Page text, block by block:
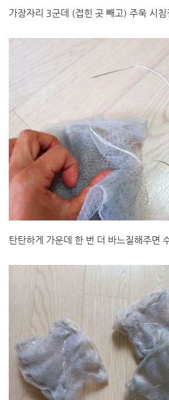
가장자리 3군데 (접힌 곳 빼고) 주욱 시침
탄탄하게 가운데 한 번 더 바느질해주면